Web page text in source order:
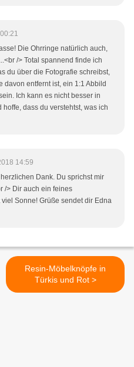
Die Ohrringe natürlich auch,
/> Total spannend finde ich
du über die Fotografie schreibst,
davon entfernt ist, ein 1:1 Abbild
Ich kann es nicht besser in
hoffe, dass du verstehtst, was ich
14:59
Dank. Du sprichst mir
/> Dir auch ein feines
Sonne! Grüße sendet dir Edna
Resin-Möbelknöpfe in
Türkis und Rot >